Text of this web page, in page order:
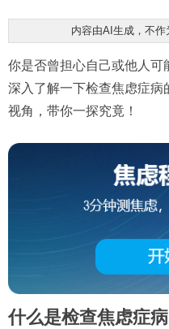
内容由AI生成，不作
你是否曾担心自己或他人可
深入了解一下检查焦虑症病
视角，带你一探究竟！
什么是检查焦虑症病